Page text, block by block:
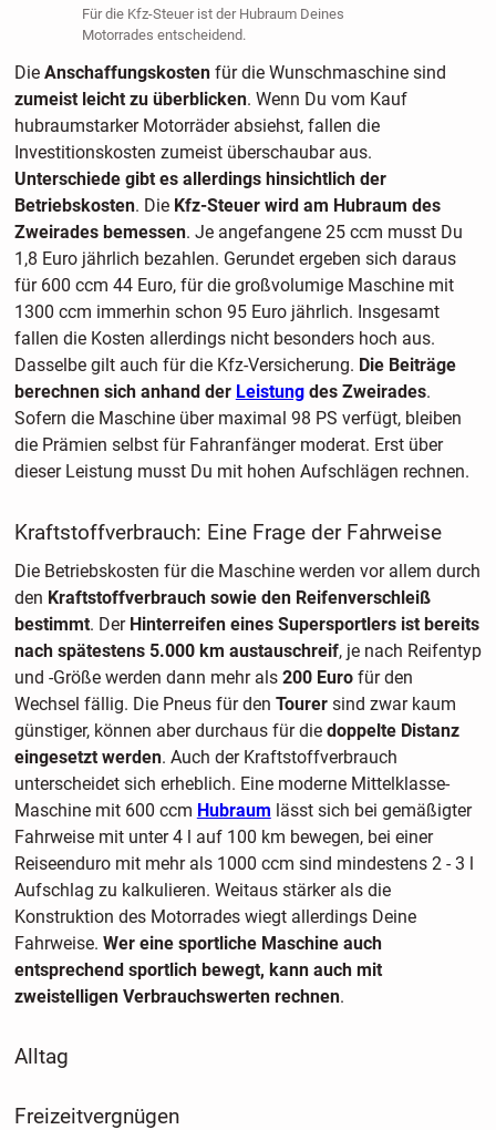
Für die Kfz-Steuer ist der Hubraum Deines
Motorrades entscheidend.
Die Anschaffungskosten für die Wunschmaschine sind
zumeist leicht zu überblicken. Wenn Du vom Kauf
hubraumstarker Motorräder absiehst, fallen die
Investitionskosten zumeist überschaubar aus.
Unterschiede gibt es allerdings hinsichtlich der
Betriebskosten. Die Kfz-Steuer wird am Hubraum des
Zweirades bemessen. Je angefangene 25 ccm musst Du
1,8 Euro jährlich bezahlen. Gerundet ergeben sich daraus
für 600 ccm 44 Euro, für die großvolumige Maschine mit
1300 ccm immerhin schon 95 Euro jährlich. Insgesamt
fallen die Kosten allerdings nicht besonders hoch aus.
Dasselbe gilt auch für die Kfz-Versicherung. Die Beiträge
berechnen sich anhand der Leistungdes Zweirades.
Sofern die Maschine über maximal 98 PS verfügt, bleiben
die Prämien selbst für Fahranfänger moderat. Erst über
dieser Leistung musst Du mit hohen Aufschlägen rechnen.
Kraftstoffverbrauch: Eine Frage der Fahrweise
Die Betriebskosten für die Maschine werden vor allem durch
den Kraftstoffverbrauch sowie den Reifenverschleiß
bestimmt. Der Hinterreifen eines Supersportlers ist bereits
nach spätestens 5.000 km austauschreif, je nach Reifentyp
und -Größe werden dann mehr als 200 Eurofür den
Wechsel fällig. Die Pneus für den Tourer sind zwar kaum
günstiger, können aber durchaus für die doppelte Distanz
eingesetzt werden. Auch der Kraftstoffverbrauch
unterscheidet sich erheblich. Eine moderne Mittelklasse-
Maschine mit 600 ccm Hubraum lässt sich bei gemäßigter
Fahrweise mit unter 4 l auf 100 km bewegen, bei einer
Reiseenduro mit mehr als 1000 ccm sind mindestens 2 - 3 l
Aufschlag zu kalkulieren. Weitaus stärker als die
Konstruktion des Motorrades wiegt allerdings Deine
Fahrweise. Wer eine sportliche Maschine auch
entsprechend sportlich bewegt, kann auch mit
zweistelligen Verbrauchswerten rechnen.
Alltag
Freizeitvergnügen